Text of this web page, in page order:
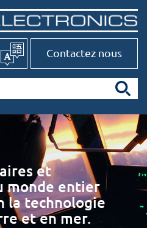
Contactez nous
et
monde entier
la technologie
et en mer.